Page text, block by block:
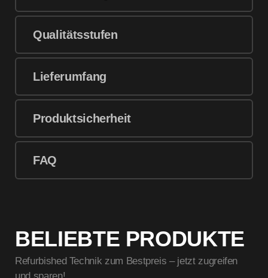
Qualitätsstufen
Lieferumfang
Produktsicherheit
FAQ
BELIEBTE PRODUKTE
Refurbished Technik zum Bestpreis – jetzt zugreifen